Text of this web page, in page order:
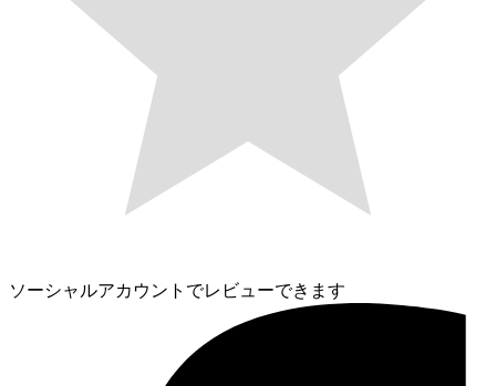
ソーシャルアカウントでレビューできます